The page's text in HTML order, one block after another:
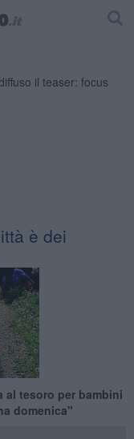
è dei
al tesoro per bambini
domenica"